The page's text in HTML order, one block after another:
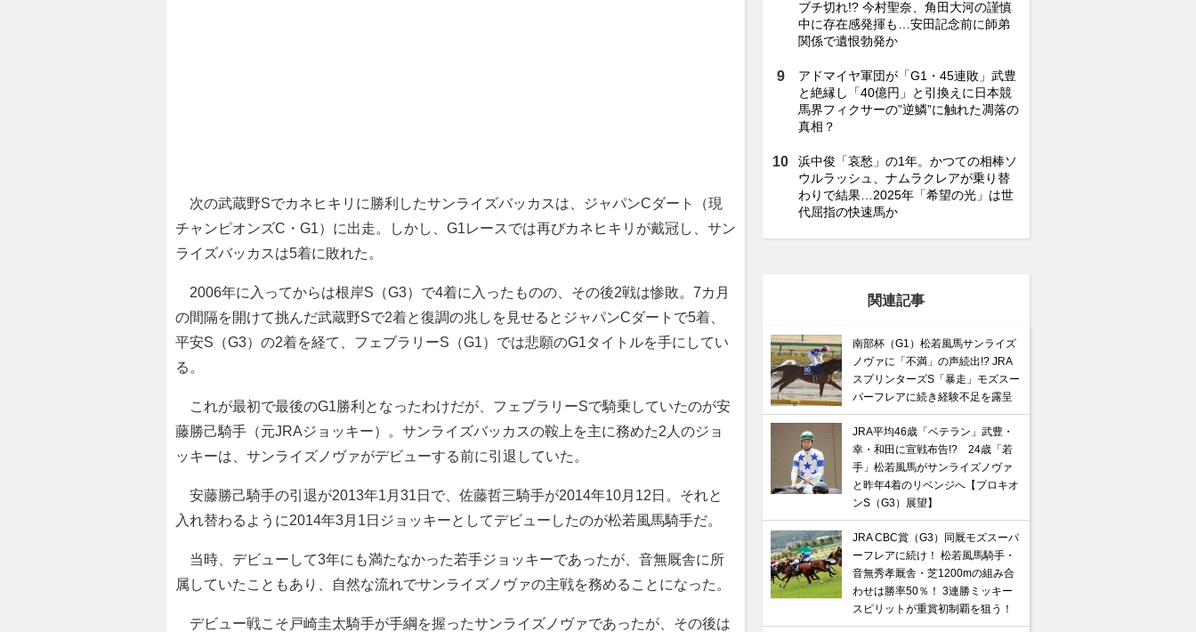
次の武蔵野Sでカネヒキリに勝利したサンライズバッカスは、ジャパンCダート（現
チャンピオンズC・G1）に出走。しかし、G1レースでは再びカネヒキリが戴冠し、サン
ライズバッカスは5着に敗れた。
2006年に入ってからは根岸S（G3）で4着に入ったものの、その後2戦は惨敗。7カ月
の間隔を開けて挑んだ武蔵野Sで2着と復調の兆しを見せるとジャパンCダートで5着、
平安S（G3）の2着を経て、フェブラリーS（G1）では悲願のG1タイトルを手にしてい
る。
これが最初で最後のG1勝利となったわけだが、フェブラリーSで騎乗していたのが安
藤勝己騎手（元JRAジョッキー）。サンライズバッカスの鞍上を主に務めた2人のジョ
ッキーは、サンライズノヴァがデビューする前に引退していた。
安藤勝己騎手の引退が2013年1月31日で、佐藤哲三騎手が2014年10月12日。それと
入れ替わるように2014年3月1日ジョッキーとしてデビューしたのが松若風馬騎手だ。
当時、デビューして3年にも満たなかった若手ジョッキーであったが、音無厩舎に所
属していたこともあり、自然な流れでサンライズノヴァの主戦を務めることになった。
デビュー戦こそ戸崎圭太騎手が手綱を握ったサンライズノヴァであったが、その後は
ブチ切れ!? 今村聖奈、角田大河の謹慎
中に存在感発揮も…安田記念前に師弟
関係で遺恨勃発か
アドマイヤ軍団が「G1・45連敗」武豊
と絶縁し「40億円」と引換えに日本競
馬界フィクサーの”逆鱗”に触れた凋落の
真相？
浜中俊「哀愁」の1年。かつての相棒ソ
ウルラッシュ、ナムラクレアが乗り替
わりで結果…2025年「希望の光」は世
代屈指の快速馬か
関連記事
南部杯（G1）松若風馬サンライズ
ノヴァに「不満」の声続出!? JRA
スプリンターズS「暴走」モズスー
パーフレアに続き経験不足を露呈
JRA平均46歳「ベテラン」武豊・
幸・和田に宣戦布告!? 24歳「若
手」松若風馬がサンライズノヴァ
と昨年4着のリベンジへ【プロキオ
ンS（G3）展望】
JRA CBC賞（G3）同厩モズスーパ
ーフレアに続け！ 松若風馬騎手・
音無秀孝厩舎・芝1200mの組み合
わせは勝率50％！ 3連勝ミッキー
スピリットが重賞初制覇を狙う！